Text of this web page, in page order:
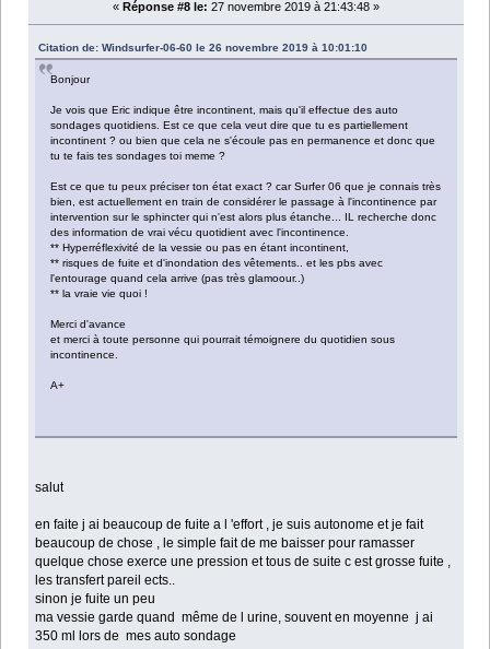
« Réponse #8 le: 27 novembre 2019 à 21:43:48 »
Citation de: Windsurfer-06-60 le 26 novembre 2019 à 10:01:10
Bonjour
Je vois que Eric indique être incontinent, mais qu'il effectue des auto
sondages quotidiens. Est ce que cela veut dire que tu es partiellement
incontinent ? ou bien que cela ne s'écoule pas en permanence et donc que
tu te fais tes sondages toi meme ?
Est ce que tu peux préciser ton état exact ? car Surfer 06 que je connais très
bien, est actuellement en train de considérer le passage à l'incontinence par
intervention sur le sphincter qui n'est alors plus étanche... IL recherche donc
des information de vrai vécu quotidient avec l'incontinence.
** Hyperréflexivité de la vessie ou pas en étant incontinent,
** risques de fuite et d'inondation des vêtements.. et les pbs avec
l'entourage quand cela arrive (pas très glamoour..)
** la vraie vie quoi !
Merci d'avance
et merci à toute personne qui pourrait témoignere du quotidien sous
incontinence.
A+
salut
en faite j ai beaucoup de fuite a l 'effort , je suis autonome et je fait
beaucoup de chose , le simple fait de me baisser pour ramasser
quelque chose exerce une pression et tous de suite c est grosse fuite ,
les transfert pareil ects..
sinon je fuite un peu
ma vessie garde quand même de l urine, souvent en moyenne j ai
350 ml lors de mes auto sondage